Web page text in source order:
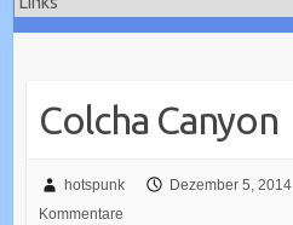
Colcha Canyon
hotspunk Dezember 5, 2014
Kommentare